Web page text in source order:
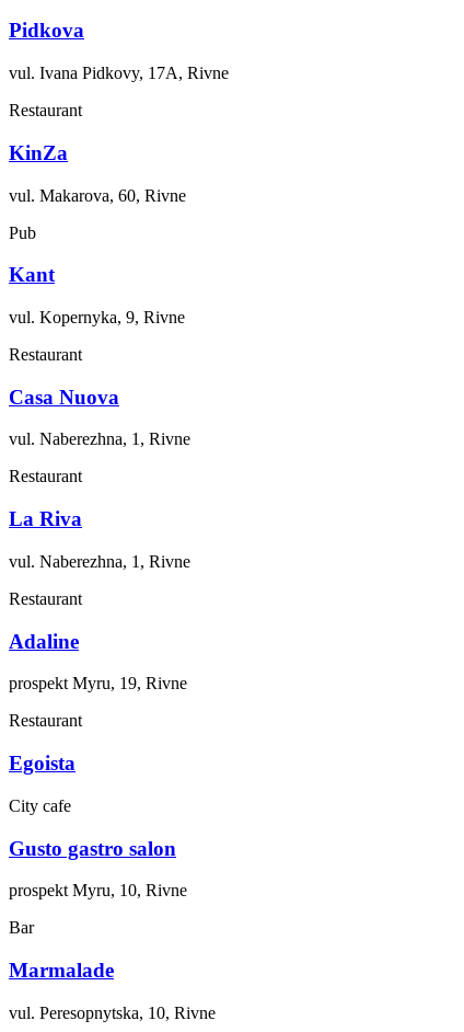
Pidkova
vul. Ivana Pidkovy, 17A, Rivne
Restaurant
KinZa
vul. Makarova, 60, Rivne
Pub
Kant
vul. Kopernyka, 9, Rivne
Restaurant
Casa Nuova
vul. Naberezhna, 1, Rivne
Restaurant
La Riva
vul. Naberezhna, 1, Rivne
Restaurant
Adaline
prospekt Myru, 19, Rivne
Restaurant
Egoista
City cafe
Gusto gastro salon
prospekt Myru, 10, Rivne
Bar
Marmalade
vul. Peresopnytska, 10, Rivne